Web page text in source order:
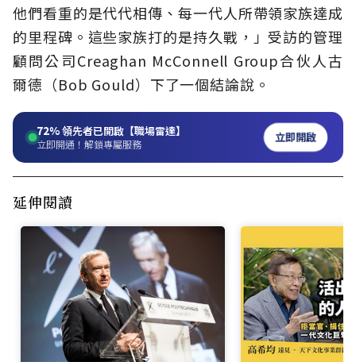
他們看重的是代代相傳、每一代人所帶領家族達成
的里程碑。這些家族打的是持久戰，」受訪的管理
顧問公司Creaghan McConnell Group合伙人古
爾德（Bob Gould）下了一個結論說。
72%領先者已開啟【職場雷達】
立即開通！解鎖專屬服務 立即開啟
延伸閱讀